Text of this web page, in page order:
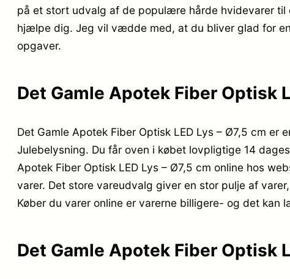
på et stort udvalg af de populære hårde hvidevarer til
hjælpe dig. Jeg vil vædde med, at du bliver glad for
opgaver.
Det Gamle Apotek Fiber Optisk
Det Gamle Apotek Fiber Optisk LED Lys – Ø7,5 cm
Julebelysning. Du får oven i købet lovpligtige 14
Apotek Fiber Optisk LED Lys – Ø7,5 cm online hos
varer. Det store vareudvalg giver en stor pulje af
Køber du varer online er varerne billigere- og det kan
Det Gamle Apotek Fiber Optisk